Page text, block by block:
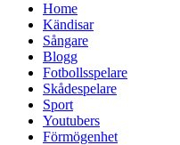
Home
Kändisar
Sångare
Blogg
Fotbollsspelare
Skådespelare
Sport
Youtubers
Förmögenhet